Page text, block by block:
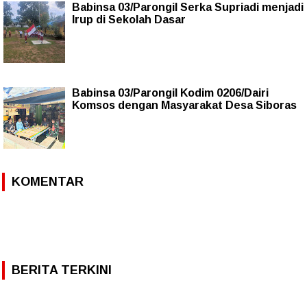
Babinsa 03/Parongil Serka Supriadi menjadi
Irup di Sekolah Dasar
Babinsa 03/Parongil Kodim 0206/Dairi
Komsos dengan Masyarakat Desa Siboras
KOMENTAR
BERITA TERKINI